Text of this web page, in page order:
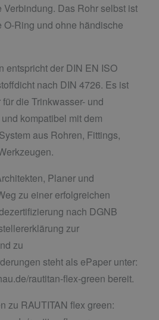
Verbindung. Das Rohr selbst ist
Ring und ohne händische
entspricht der DIN EN ISO
nach DIN 4726. Es ist
die Trinkwasser- und
kompatibel mit dem
aus Rohren, Fittings,
Planer und
zu einer erfolgreichen
nach DGNB
zur
zu
steht als ePaper unter:
rautitan-flex-green bereit.
zu RAUTITAN flex green: